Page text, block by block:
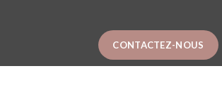
CONTACTEZ-NOUS